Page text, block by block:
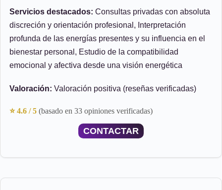
Servicios destacados: Consultas privadas con absoluta
discreción y orientación profesional, Interpretación
profunda de las energías presentes y su influencia en el
bienestar personal, Estudio de la compatibilidad
emocional y afectiva desde una visión energética
Valoración: Valoración positiva (reseñas verificadas)
⭐ 4.6 / 5 (basado en 33 opiniones verificadas)
CONTACTAR